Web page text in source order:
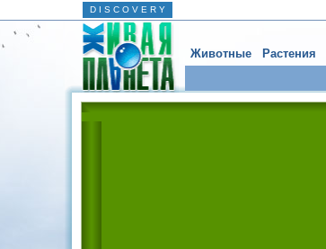
D I S C O V E R Y
Животные Растения